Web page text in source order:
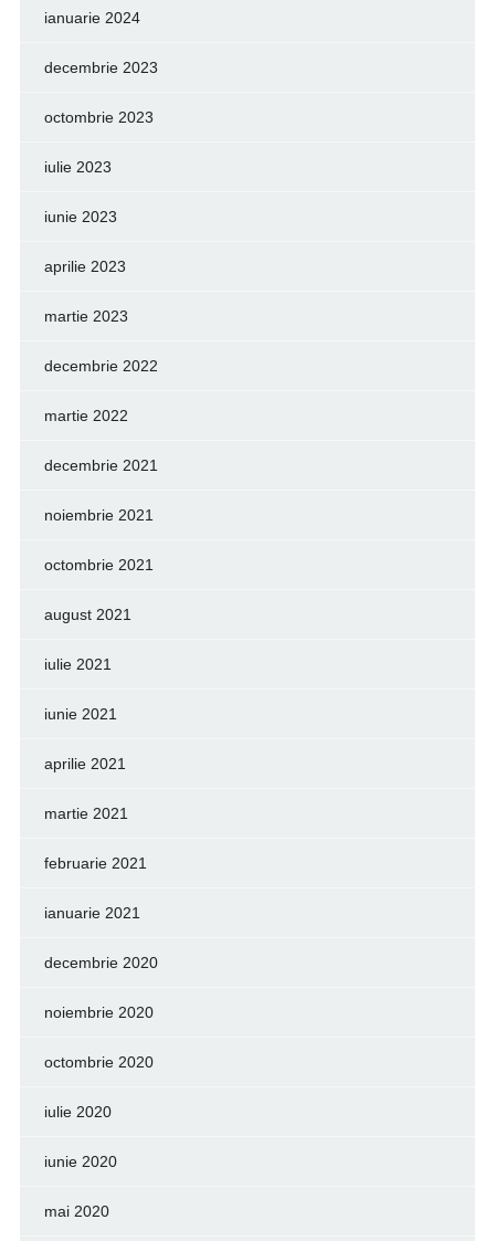
ianuarie 2024
decembrie 2023
octombrie 2023
iulie 2023
iunie 2023
aprilie 2023
martie 2023
decembrie 2022
martie 2022
decembrie 2021
noiembrie 2021
octombrie 2021
august 2021
iulie 2021
iunie 2021
aprilie 2021
martie 2021
februarie 2021
ianuarie 2021
decembrie 2020
noiembrie 2020
octombrie 2020
iulie 2020
iunie 2020
mai 2020